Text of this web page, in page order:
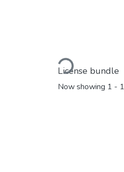
Loading...
License bundle
Now showing 1 -